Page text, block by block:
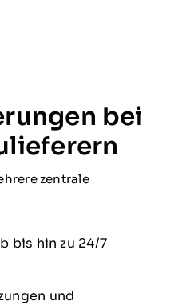
bei
zentrale
bis hin zu 24/7
und